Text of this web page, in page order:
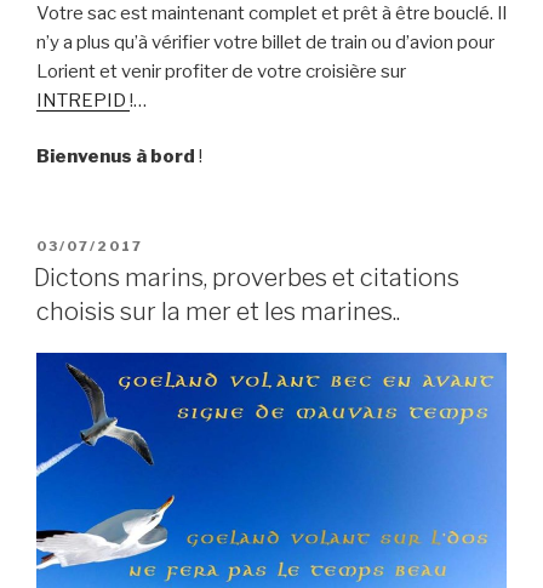
Votre sac est maintenant complet et prêt à être bouclé. Il
n’y a plus qu’à vérifier votre billet de train ou d’avion pour
Lorient et venir profiter de votre croisière sur
INTREPID !…
Bienvenus à bord !
PUBLIÉ
LE
03/07/2017
Dictons marins, proverbes et citations
choisis sur la mer et les marines..